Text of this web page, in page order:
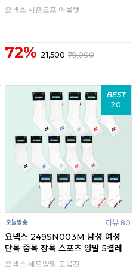
요넥스 시즌오프 아울렛!
72% 21,500 79,000
BEST
20
리뷰 80
요넥스 249SN003M 남성 여성
단목 중목 장목 스포츠 양말 5켤레
요넥스 세트양말 모음전